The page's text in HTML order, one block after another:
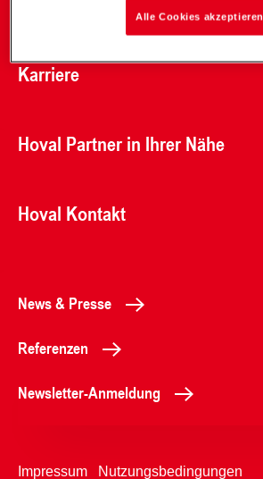
Karriere
Hoval Partner in Ihrer Nähe
Hoval Kontakt
News & Presse
Referenzen
Newsletter-Anmeldung
Impressum Nutzungsbedingungen
Alle Cookies akzeptieren